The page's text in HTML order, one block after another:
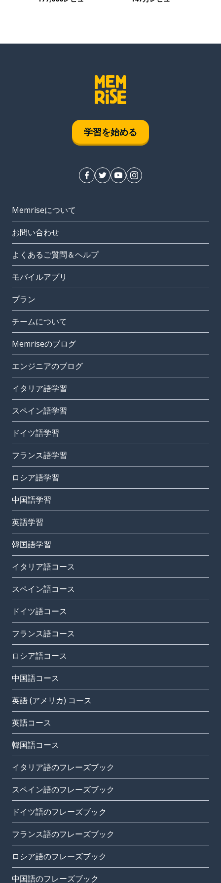
学習を始める
Memriseについて
お問い合わせ
よくあるご質問＆ヘルプ
モバイルアプリ
プラン
チームについて
Memriseのブログ
エンジニアのブログ
イタリア語学習
スペイン語学習
ドイツ語学習
フランス語学習
ロシア語学習
中国語学習
英語学習
韓国語学習
イタリア語コース
スペイン語コース
ドイツ語コース
フランス語コース
ロシア語コース
中国語コース
英語 (アメリカ) コース
英語コース
韓国語コース
イタリア語のフレーズブック
スペイン語のフレーズブック
ドイツ語のフレーズブック
フランス語のフレーズブック
ロシア語のフレーズブック
中国語のフレーズブック